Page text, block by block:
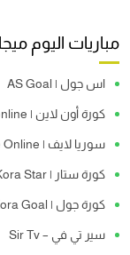
مباريات اليوم ميجا 4K
اس جول | AS Goal
كورة أون لاين | kora online
سوريا لايف | Syria Live Online
كورة ستار | Kora Star
كورة جول | Kora Goal
سير تي في – Sir Tv